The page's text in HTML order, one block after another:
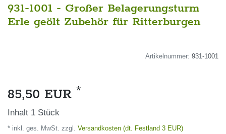
931-1001 - Großer Belagerungsturm
Erle geölt Zubehör für Ritterburgen
Artikelnummer: 931-1001
85,50 EUR *
Inhalt 1 Stück
* inkl. ges. MwSt. zzgl. Versandkosten (dt. Festland 3 EUR)